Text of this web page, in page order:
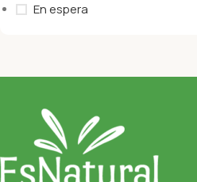
En espera